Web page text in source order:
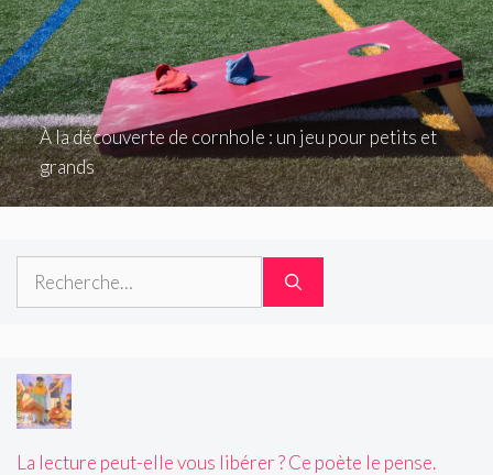
À la découverte de cornhole : un jeu pour petits et
grands
Rechercher :
La lecture peut-elle vous libérer ? Ce poète le pense.